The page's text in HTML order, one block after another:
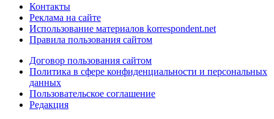
Контакты
Реклама на сайте
Использование материалов korrespondent.net
Правила пользования сайтом
Договор пользования сайтом
Политика в сфере конфиденциальности и персональных
данных
Пользовательское соглашение
Редакция